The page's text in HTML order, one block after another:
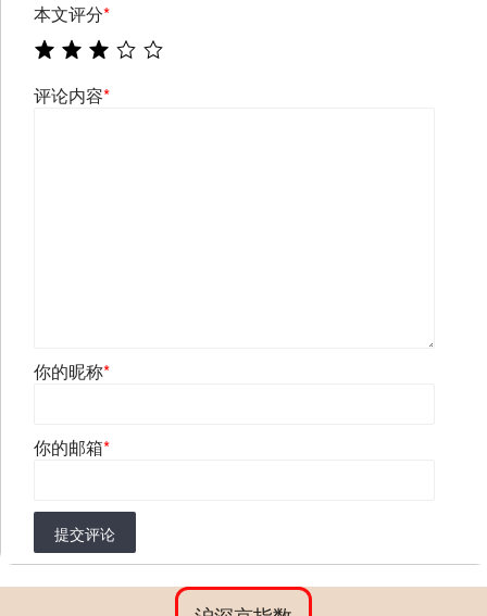
本文评分*
评论内容*
你的昵称*
你的邮箱*
提交评论